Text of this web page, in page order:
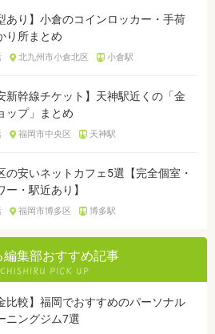
あり】小倉のコインロッカー・手荷
り所まとめ
北九州市小倉北区 小倉駅
新幹線チケット】天神駅近くの「金
ップ」まとめ
福岡市中央区 天神駅
の安いネットカフェ5選【完全個室・
ー・駅近あり】
福岡市博多区 博多駅
編集部おすすめ記事
比較】福岡でおすすめのパーソナル
ニングジム7選